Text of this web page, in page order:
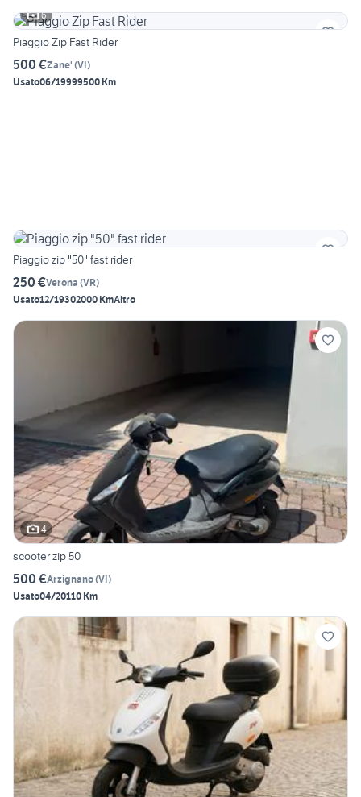
6
Piaggio Zip Fast Rider
500 €Zane' (VI)
Usato06/19999500 Km
Piaggio zip "50" fast rider
250 €Verona (VR)
Usato12/19302000 KmAltro
4
scooter zip 50
500 €Arzignano(VI)
Usato04/20110 Km